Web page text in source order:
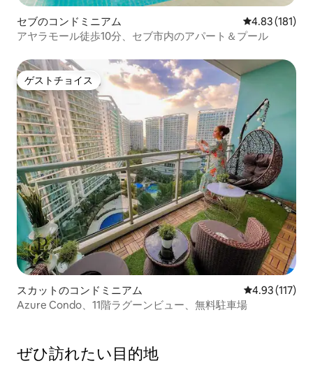
セブのコンドミニアム レビュー181
4.83 (181)
アヤラモール徒歩10分、セブ市内のアパート＆プール
ゲストチョイス
ゲストチョイス
スカットのコンドミニアム レビュー117
4.93 (117)
Azure Condo、11階ラグーンビュー、無料駐車場
ぜひ訪⁠れ⁠た⁠い目⁠的⁠地